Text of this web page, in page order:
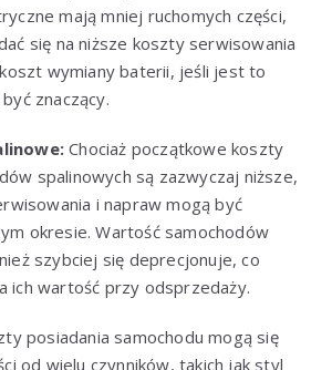
mają mniej ruchomych części,
się na niższe koszty serwisowania
wymiany baterii, jeśli jest to
znaczący.
Chociaż początkowe koszty
spalinowych są zazwyczaj niższe,
i napraw mogą być
okresie. Wartość samochodów
szybciej się deprecjonuje, co
ich wartość przy odsprzedaży.
posiadania samochodu mogą się
od wielu czynników, takich jak styl